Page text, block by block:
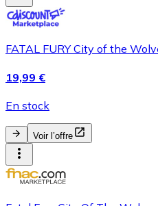
FATAL FURY City of the
19,99 €
En stock
Voir l’offre